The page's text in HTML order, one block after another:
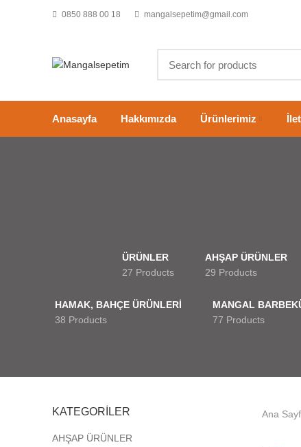
0850 888 00 18 mangalsepetim@gmail.com
Anasayfa Hakkımızda Ürünlerimiz
ÜRÜNLER
27 Products
AHŞAP ÜRÜNLER
29 Products
HAMAK, BAHÇE ÜRÜNLERİ
38 Products
MANGAL
77 Products
KATEGORİLER
AHŞAP ÜRÜNLER
Ana